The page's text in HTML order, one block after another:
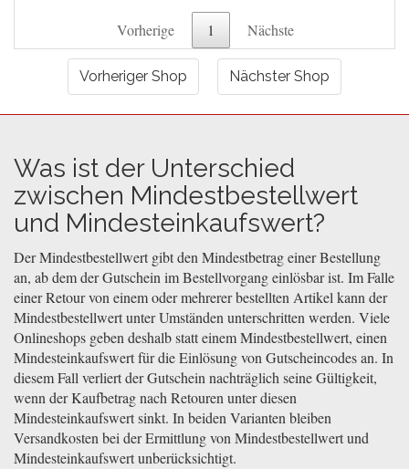
Vorherige 1 Nächste
Vorheriger Shop Nächster Shop
Was ist der Unterschied
zwischen Mindestbestellwert
und Mindesteinkaufswert?
Der Mindestbestellwert gibt den Mindestbetrag einer Bestellung
an, ab dem der Gutschein im Bestellvorgang einlösbar ist. Im Falle
einer Retour von einem oder mehrerer bestellten Artikel kann der
Mindestbestellwert unter Umständen unterschritten werden. Viele
Onlineshops geben deshalb statt einem Mindestbestellwert, einen
Mindesteinkaufswert für die Einlösung von Gutscheincodes an. In
diesem Fall verliert der Gutschein nachträglich seine Gültigkeit,
wenn der Kaufbetrag nach Retouren unter diesen
Mindesteinkaufswert sinkt. In beiden Varianten bleiben
Versandkosten bei der Ermittlung von Mindestbestellwert und
Mindesteinkaufswert unberücksichtigt.